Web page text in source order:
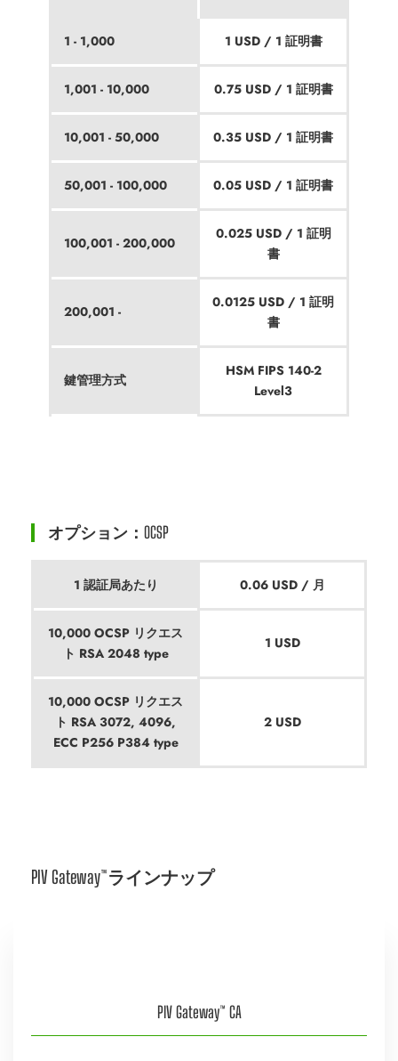
1 - 1,000 1 USD / 1 証明書
1,001 - 10,000 0.75 USD / 1 証明書
10,001 - 50,000 0.35 USD / 1 証明書
50,001 - 100,000 0.05 USD / 1 証明書
100,001 - 200,000
0.025 USD / 1 証明
書
200,001 -
0.0125 USD / 1 証明
書
鍵管理方式
HSM FIPS 140-2
Level3
オプション：OCSP
1 認証局あたり 0.06 USD / 月
10,000 OCSP リクエス
ト RSA 2048 type
1 USD
10,000 OCSP リクエス
ト RSA 3072, 4096,
ECC P256 P384 type
2 USD
PIV Gateway™ラインナップ
PIV Gateway™ CA